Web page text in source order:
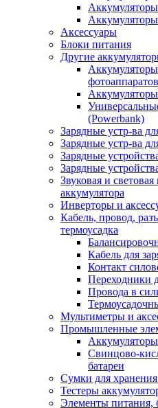
Аксессуары
Блоки питания
Другие
фотоаппаратов
(Powerbank)
Зарядные устр-ва
Зарядные устр-ва
Зарядные
Зарядные
Звуковая и
аккумулятора
Инверторы и
Кабель, провод,
термоусадка
Кабель для
Контакт
Переходники
Провода в
Мультиметры и
Промышленные
Свинцово-
батареи
Сумки для
Тестеры
Элементы питания,